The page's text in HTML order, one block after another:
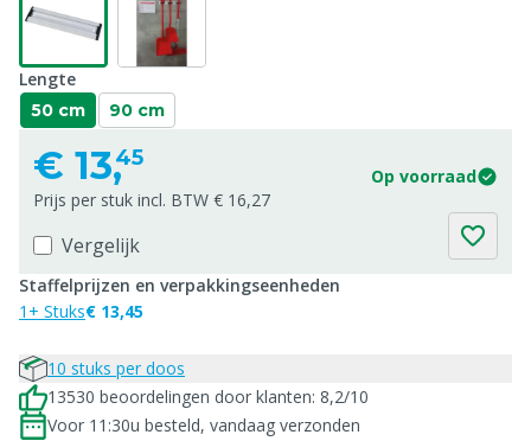
Lengte
50 cm 90 cm
€ 13,45
Op voorraad
Prijs per stuk incl. BTW € 16,27
Vergelijk
Staffelprijzen en verpakkingseenheden
1+ Stuks€ 13,45
10 stuks per doos
13530 beoordelingen door klanten: 8,2/10
Voor 11:30u besteld, vandaag verzonden